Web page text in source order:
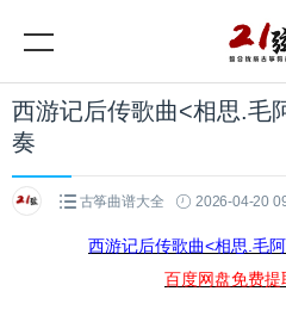
西游记后传歌曲<相思.毛
奏
古筝曲谱大全 2026-04-20
西游记后传歌曲<相思.毛
百度网盘免费